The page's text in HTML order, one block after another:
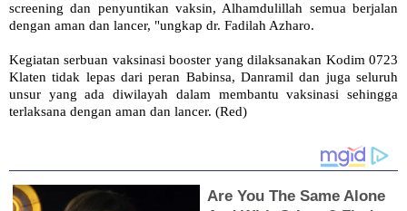
screening dan penyuntikan vaksin, Alhamdulillah semua berjalan
dengan aman dan lancer, "ungkap dr. Fadilah Azharo.
Kegiatan serbuan vaksinasi booster yang dilaksanakan Kodim 0723
Klaten tidak lepas dari peran Babinsa, Danramil dan juga seluruh
unsur yang ada diwilayah dalam membantu vaksinasi sehingga
terlaksana dengan aman dan lancer. (Red)